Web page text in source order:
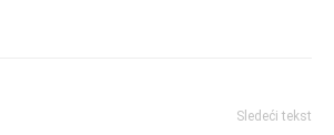
Sledeći tekst